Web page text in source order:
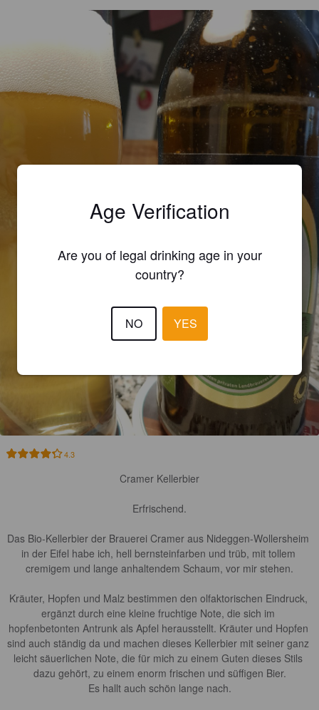
4.3
Cramer Kellerbier
Erfrischend.
Das Bio-Kellerbier der Brauerei Cramer aus Nideggen-Wollersheim
in der Eifel habe ich, hell bernsteinfarben und trüb, mit tollem
cremigem und lange anhaltendem Schaum, vor mir stehen.
Kräuter, Hopfen und Malz bestimmen den olfaktorischen Eindruck,
ergänzt durch eine kleine fruchtige Note, die sich im
hopfenbetonten Antrunk als Apfel herausstellt. Kräuter und Hopfen
sind auch ständig da und machen dieses Kellerbier mit seiner ganz
leicht säuerlichen Note, die für mich zu einem Guten dieses Stils
dazu gehört, zu einem enorm frischen und süffigen Bier.
Es hallt auch schön lange nach.
Age Verification
Are you of legal drinking age in your
country?
NO YES